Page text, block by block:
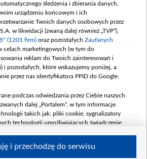
śledzenia i zbierania danych,
urządzeniu końcowym i ich
Twoich danych osobowych przez
w likwidacji (zwaną dalej również „TVP”),
(1201 firm) oraz pozostałych Zaufanych
celach marketingowych (w tym do
reklam do Twoich zainteresowań i
i pozostałych, które wskazujemy poniżej, a
przez nas identyfikatora PPID do Google.
podczas odwiedzania przez Ciebie naszych
zwanych dalej „Portalem”, w tym informacje
takich jak: pliki cookie, sygnalizatory
technologii umożliwiających świadczenie
i przechodzę do serwisu